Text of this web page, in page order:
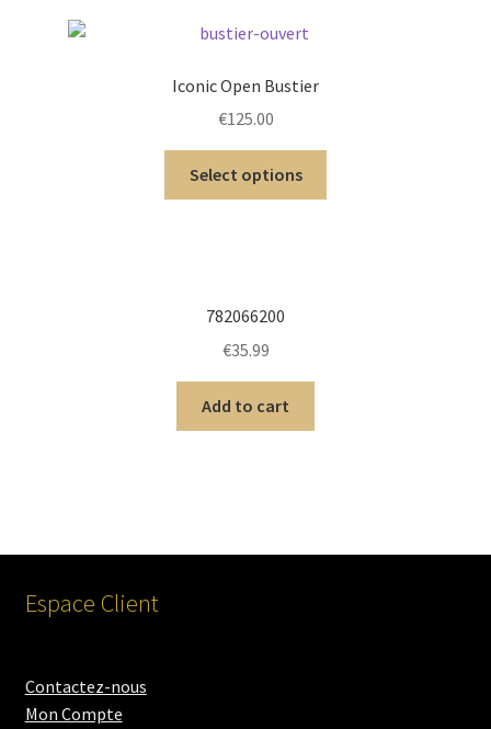
Iconic Open Bustier
€125.00
Select options
782066200
€35.99
Add to cart
Espace Client
Contactez-nous
Mon Compte